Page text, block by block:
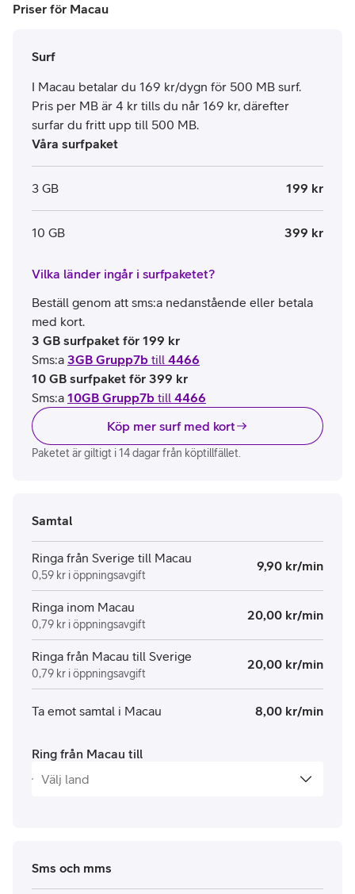
Priser för Macau
Surf
I Macau betalar du 169 kr/dygn för 500 MB surf.
Pris per MB är 4 kr tills du når 169 kr, därefter
surfar du fritt upp till 500 MB.
Våra surfpaket
3 GB 199 kr
10 GB 399 kr
Vilka länder ingår i surfpaketet?
Beställ genom att sms:a nedanstående eller betala
med kort.
3 GB surfpaket för 199 kr
Sms:a 3GB Grupp7b till 4466
10 GB surfpaket för 399 kr
Sms:a 10GB Grupp7b till 4466
Köp mer surf med kort
Paketet är giltigt i 14 dagar från köptillfället.
Samtal
Ringa från Sverige till Macau
0,59 kr i öppningsavgift
9,90 kr/min
Ringa inom Macau
0,79 kr i öppningsavgift
20,00 kr/min
Ringa från Macau till Sverige
0,79 kr i öppningsavgift
20,00 kr/min
Ta emot samtal i Macau 8,00 kr/min
Ring från Macau till
Sms och mms